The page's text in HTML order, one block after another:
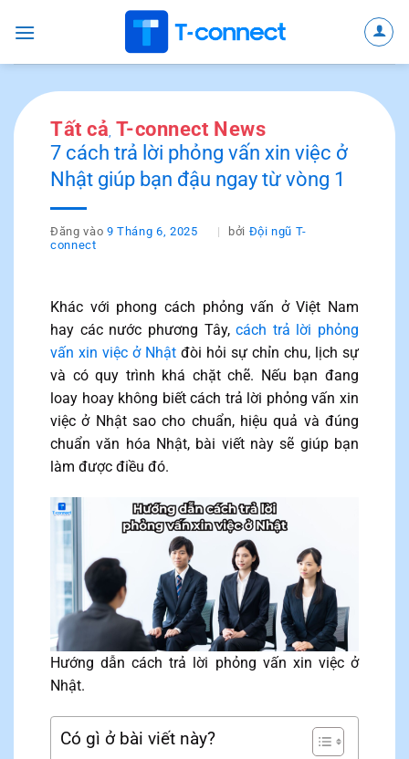
qua
Tất cả, T-connect News
7 cách trả lời phỏng vấn xin việc ở
Nhật giúp bạn đậu ngay từ vòng 1
Đăng vào 9 Tháng 6, 2025 bởi Đội ngũ T-
connect
Khác với phong cách phỏng vấn ở Việt Nam
hay các nước phương Tây,cách trả lời phỏng
vấn xin việc ở Nhật đòi hỏi sự chỉn chu, lịch sự
và có quy trình khá chặt chẽ. Nếu bạn đang
loay hoay không biết cách trả lời phỏng vấn xin
việc ở Nhật sao cho chuẩn, hiệu quả và đúng
chuẩn văn hóa Nhật, bài viết này sẽ giúp bạn
làm được điều đó.
Hướng dẫn cách trả lời phỏng vấn xin việc ở
Nhật.
Có gì ở bài viết này?